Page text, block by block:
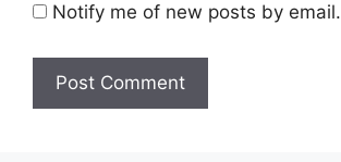
Notify me of new posts by email.